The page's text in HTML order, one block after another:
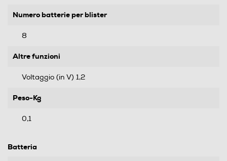
Numero batterie per blister
8
Altre funzioni
Voltaggio (in V) 1,2
Peso-Kg
0,1
Batteria